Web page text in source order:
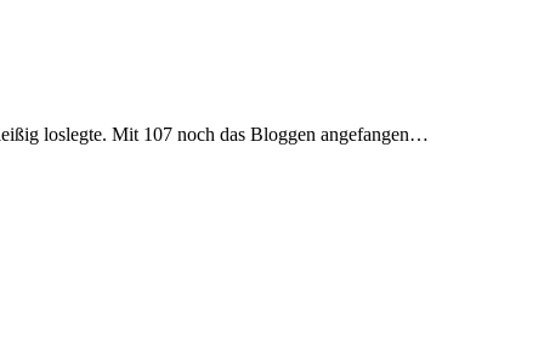
loslegte. Mit 107 noch das Bloggen angefangen…